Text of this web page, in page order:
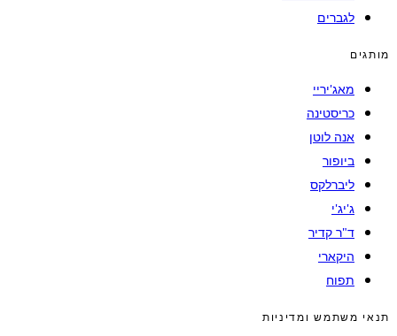
לגברים
מותגים
מאג'יריי
כריסטינה
אנה לוטן
ביופור
ליברלקס
ג'יג'י
ד"ר קדיר
היקארי
תפוח
תנאי משתמש ומדיניות